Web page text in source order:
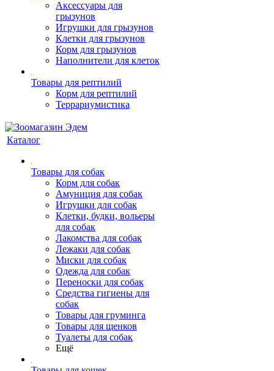
Аксессуары для
грызунов
Игрушки для грызунов
Клетки для грызунов
Корм для грызунов
Наполнители для клеток
Товары для рептилий
Корм для рептилий
Террариумистика
Каталог
Товары для собак
Корм для собак
Амуниция для собак
Игрушки для собак
Клетки, будки, вольеры
для собак
Лакомства для собак
Лежаки для собак
Миски для собак
Одежда для собак
Переноски для собак
Средства гигиены для
собак
Товары для груминга
Товары для щенков
Туалеты для собак
Ещё